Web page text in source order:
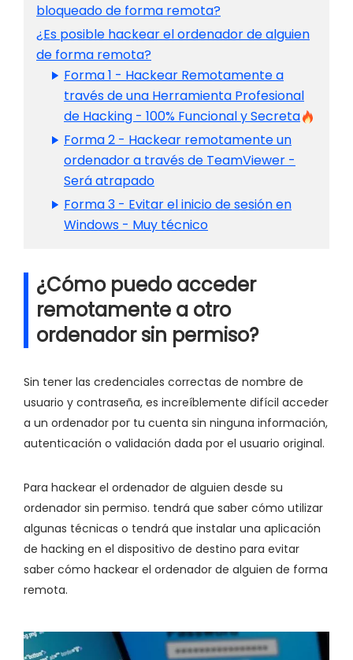
bloqueado de forma remota?
¿Es posible hackear el ordenador de alguien
de forma remota?
Forma 1 - Hackear Remotamente a
través de una Herramienta Profesional
de Hacking - 100% Funcional y Secreta
Forma 2 - Hackear remotamente un
ordenador a través de TeamViewer -
Será atrapado
Forma 3 - Evitar el inicio de sesión en
Windows - Muy técnico
¿Cómo puedo acceder
remotamente a otro
ordenador sin permiso?
Sin tener las credenciales correctas de nombre de
usuario y contraseña, es increíblemente difícil acceder
a un ordenador por tu cuenta sin ninguna información,
autenticación o validación dada por el usuario original.
Para hackear el ordenador de alguien desde su
ordenador sin permiso. tendrá que saber cómo utilizar
algunas técnicas o tendrá que instalar una aplicación
de hacking en el dispositivo de destino para evitar
saber cómo hackear el ordenador de alguien de forma
remota.